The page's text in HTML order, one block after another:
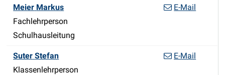
Meier MarkusFunktion
Fachlehrperson
Schulhausleitung
E-Mail
Suter StefanFunktion
Klassenlehrperson
E-Mail